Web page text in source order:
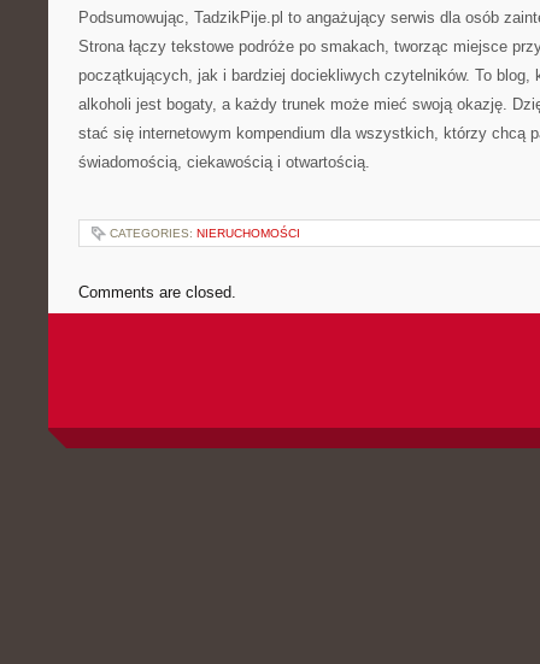
Podsumowując, TadzikPije.pl to angażujący serwis dla osób
Strona łączy tekstowe podróże po smakach, tworząc miejsce
początkujących, jak i bardziej dociekliwych czytelników. To blog,
alkoholi jest bogaty, a każdy trunek może mieć swoją okazję.
stać się internetowym kompendium dla wszystkich, którzy chcą
świadomością, ciekawością i otwartością.
CATEGORIES: NIERUCHOMOŚCI
Comments are closed.